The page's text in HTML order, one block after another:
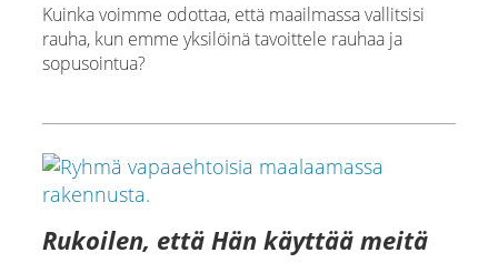
Kuinka voimme odottaa, että maailmassa vallitsisi
rauha, kun emme yksilöinä tavoittele rauhaa ja
sopusointua?
Rukoilen, että Hän käyttää meitä